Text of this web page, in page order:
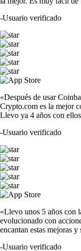
-Usuario verificado
«Después de usar
Crypto.com es la mejor
Llevo ya 4 años con
-Usuario verificado
«Llevo unos 5 años con
evolucionado con
encantan estas mejoras
-Usuario verificado